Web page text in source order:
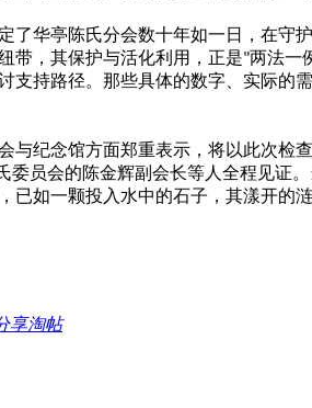
了华亭陈氏分会数十年如一日，在守
带，其保护与活化利用，正是"两法一
支持路径。那些具体的数字、实际的
与纪念馆方面郑重表示，将以此次
委员会的陈金辉副会长等人全程见证
已如一颗投入水中的石子，其漾开的
淘帖